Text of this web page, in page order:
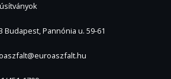
Budapest, Pannónia u. 59-61